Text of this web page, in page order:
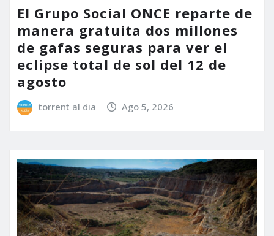
El Grupo Social ONCE reparte de
manera gratuita dos millones
de gafas seguras para ver el
eclipse total de sol del 12 de
agosto
torrent al dia Ago 5, 2026